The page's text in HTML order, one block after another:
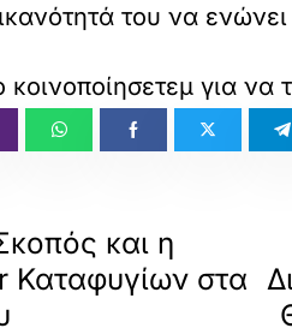
του να
για να
και η
Καταφυγίων στα